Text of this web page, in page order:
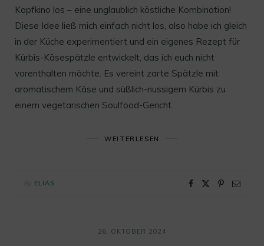
Kopfkino los – eine unglaublich köstliche Kombination!
Diese Idee ließ mich einfach nicht los, also habe ich gleich
in der Küche experimentiert und ein eigenes Rezept für
Kürbis-Käsespätzle entwickelt, das ich euch nicht
vorenthalten möchte. Es vereint zarte Spätzle mit
aromatischem Käse und süßlich-nussigem Kürbis zu
einem vegetarischen Soulfood-Gericht.
WEITERLESEN
ELIAS
26. OKTOBER 2024